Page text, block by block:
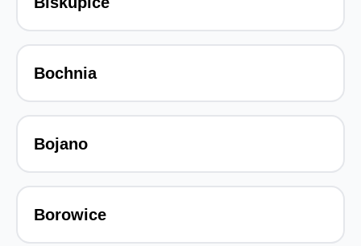
Bochnia
Bojano
Borowice